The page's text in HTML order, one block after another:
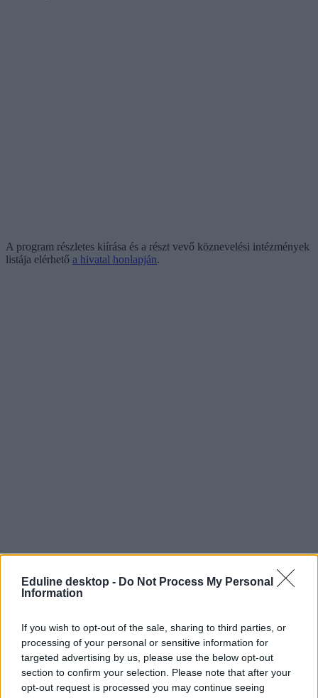
Eduline desktop - Do Not Process My Personal
Information
If you wish to opt-out of the sale, sharing to third parties, or
processing of your personal or sensitive information for
targeted advertising by us, please use the below opt-out
section to confirm your selection. Please note that after your
opt-out request is processed you may continue seeing
A program részletes kiírása és a részt vevő köznevelési intézmények
listája elérhető a hivatal honlapján.